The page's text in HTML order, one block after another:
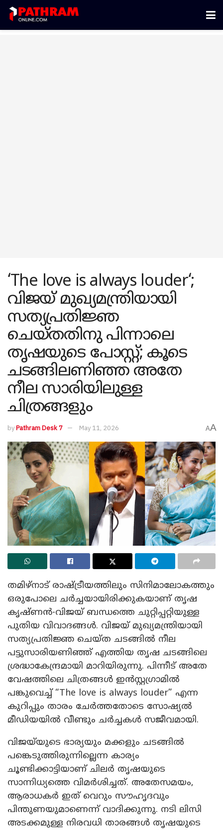
‘The love is always louder‘;
വിജയ് മുഖ്യമന്ത്രിയായി
സത്യപ്രതിജ്ഞ
ചെയ്തതിനു പിന്നാലെ
തൃഷയുടെ പോസ്റ്റ്; കൂടെ
ചടങ്ങിലണിഞ്ഞ അതേ
നീല സാരിയിലുള്ള
ചിത്രങ്ങളും
byPathram Desk 7 May 11, 2026 AA
തമിഴ്നാട് രാഷ്ട്രീയത്തിലും സിനിമാലോകത്തും
ഒരുപോലെ ചർച്ചയായിരിക്കുകയാണ് തൃഷ
കൃഷ്ണൻ-വിജയ് ബന്ധത്തെ ചുറ്റിപ്പറ്റിയുള്ള
പുതിയ വിവാദങ്ങൾ. വിജയ് മുഖ്യമന്ത്രിയായി
സത്യപ്രതിജ്ഞ ചെയ്ത ചടങ്ങിൽ നീല
പട്ടുസാരിയണിഞ്ഞ് എത്തിയ തൃഷ ചടങ്ങിലെ
ശ്രദ്ധാകേന്ദ്രമായി മാറിയിരുന്നു. പിന്നീട് അതേ
വേഷത്തിലെ ചിത്രങ്ങൾ ഇൻസ്റ്റഗ്രാമിൽ
പങ്കുവെച്ച് “The love is always louder” എന്ന
കുറിപ്പും താരം ചേർത്തതോടെ സോഷ്യൽ
മീഡിയയിൽ വീണ്ടും ചർച്ചകൾ സജീവമായി.
വിജയ്‌യുടെ ഭാര്യയും മക്കളും ചടങ്ങിൽ
പങ്കെടുത്തിരുന്നില്ലെന്ന കാര്യം
ചൂണ്ടിക്കാട്ടിയാണ് ചിലർ തൃഷയുടെ
സാന്നിധ്യത്തെ വിമർശിച്ചത്. അതേസമയം,
ആരാധകർ ഇത് വെറും സൗഹൃദവും
പിന്തുണയുമാണെന്ന് വാദിക്കുന്നു. നടി ലിസി
അടക്കമുള്ള നിരവധി താരങ്ങൾ തൃഷയുടെ